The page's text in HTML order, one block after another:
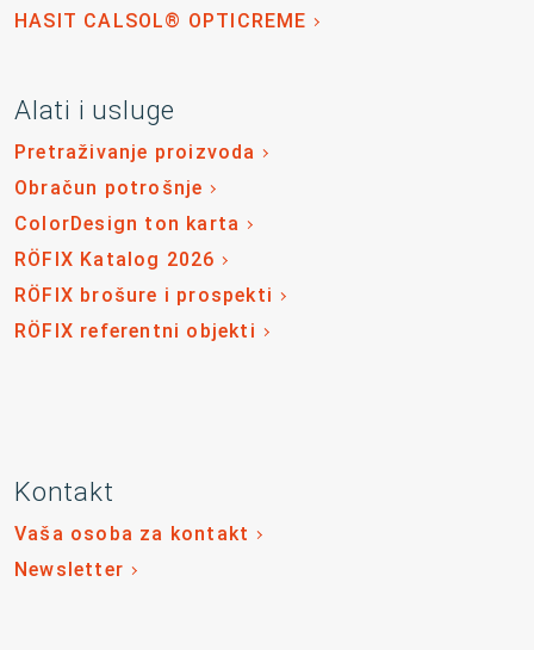
HASIT CALSOL® OPTICREME
Alati i usluge
Pretraživanje proizvoda
Obračun potrošnje
ColorDesign ton karta
RÖFIX Katalog 2026
RÖFIX brošure i prospekti
RÖFIX referentni objekti
Kontakt
Vaša osoba za kontakt
Newsletter